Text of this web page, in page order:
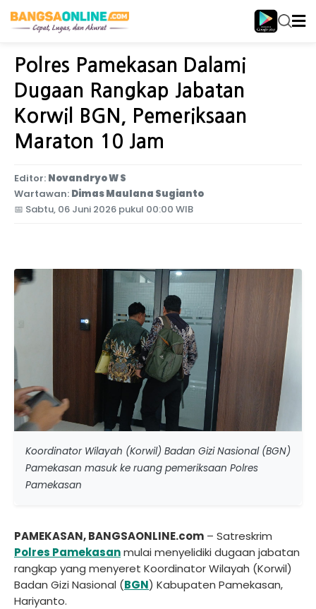
Home Jawa Timur
Polres Pamekasan Dalami
Dugaan Rangkap Jabatan
Korwil BGN, Pemeriksaan
Maraton 10 Jam
Editor: Novandryo W S
Wartawan: Dimas Maulana Sugianto
📅 Sabtu, 06 Juni 2026 pukul 00:00 WIB
Koordinator Wilayah (Korwil) Badan Gizi Nasional (BGN)
Pamekasan masuk ke ruang pemeriksaan Polres
Pamekasan
PAMEKASAN, BANGSAONLINE.com – Satreskrim
Polres Pamekasanmulai menyelidiki dugaan jabatan
rangkap yang menyeret Koordinator Wilayah (Korwil)
Badan Gizi Nasional (BGN) Kabupaten Pamekasan,
Hariyanto.